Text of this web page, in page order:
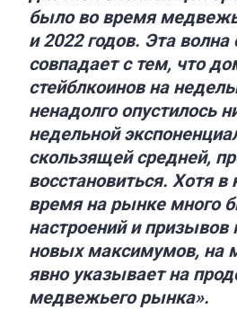
было во время
и 2022 годов. Эта волна
совпадает с тем, что
стейблкоинов на
ненадолго опустилось
недельной
скользящей средней,
восстановиться. Хотя
время на рынке много
настроений и
новых максимумов, на
явно указывает на
медвежьего рынка».